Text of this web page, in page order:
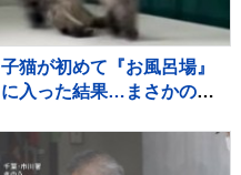
子猫が初めて『お風呂場』
に入った結果…まさかの
再生「兄猫たちがたまらん
ｗ」「見守り隊が増えて笑